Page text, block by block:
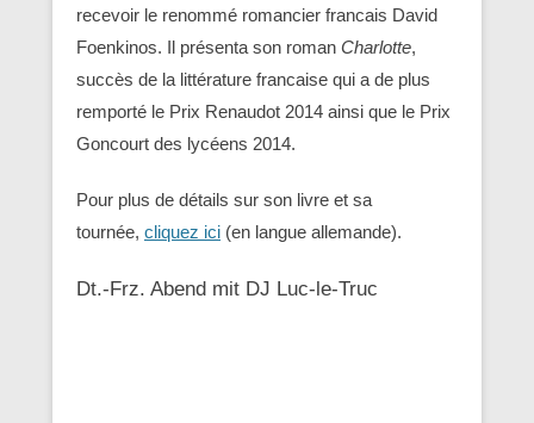
recevoir le renommé romancier francais David
Foenkinos. Il présenta son roman Charlotte,
succès de la littérature francaise qui a de plus
remporté le Prix Renaudot 2014 ainsi que le Prix
Goncourt des lycéens 2014.
Pour plus de détails sur son livre et sa
tournée, cliquez ici (en langue allemande).
Dt.-Frz. Abend mit DJ Luc-le-Truc